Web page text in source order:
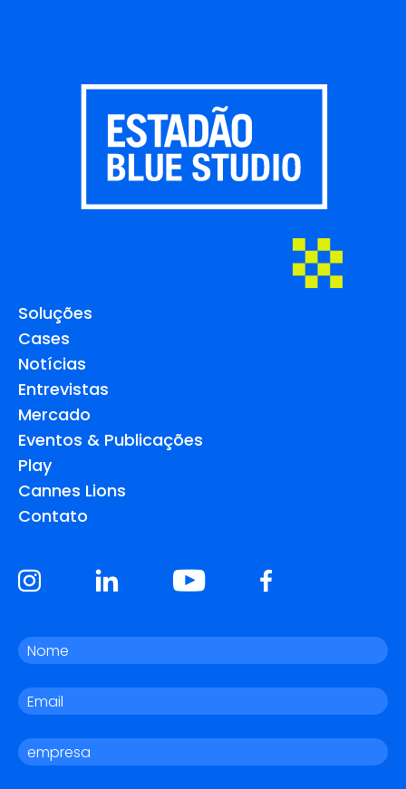
Soluções
Cases
Notícias
Entrevistas
Mercado
Eventos & Publicações
Play
Cannes Lions
Contato